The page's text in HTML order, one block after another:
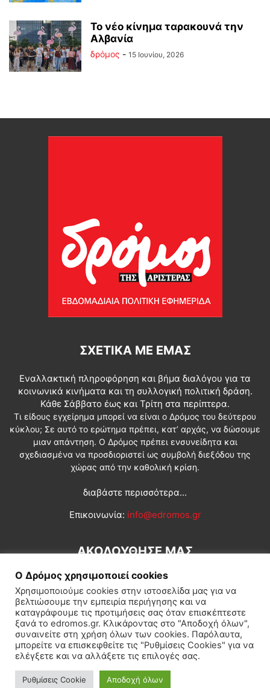
Το νέο κίνημα ταρακουνά την
Αλβανία
δρόμος - 15 Ιουνίου, 2026
ΣΧΕΤΙΚΆ ΜΕ ΕΜΆΣ
Εναλλακτική πληροφόρηση και βήμα διαλόγου για τα
κοινωνικά κινήματα και τη συλλογική πολιτική δράση.
Κάθε Σάββατο έως και Τρίτη στα περίπτερα.
Τι είδους εγχείρημα μπορεί να είναι ο Δρόμος του δεύτερου
κύκλου; Σε αυτό το ερώτημα πρέπει, κατ’ αρχάς, να δώσουμε
μιαν απάντηση. Ο Δρόμος πρέπει ενσυνείδητα και
σχεδιασμένα να προσδιοριστεί ως συμβολή διεξόδου της
χώρας από την καθολική κρίση.
διαβάστε περισσότερα...
Επικοινωνία: info@edromos.gr
ΑΚΟΛΟΥΘΗΣΕ ΜΑΣ
Εγγραφή συνδρομητή Πολιτική Διεθνή Κοινωνία
Πολιτισμός Αφιερώματα
Ο Δρόμος χρησιμοποιεί cookies
Χρησιμοποιούμε cookies στην ιστοσελίδα μας για να
βελτιώσουμε την εμπειρία περιήγησης και να
καταγράφουμε τις προτιμήσεις σας όταν επισκέπτεστε
ξανά το edromos.gr. Κλικάροντας στο "Αποδοχή όλων",
συναινείτε στη χρήση όλων των cookies. Παρόλαυτα,
μπορείτε να επισκεφθείτε τις "Ρυθμίσεις Cookies" για να
ελέγξετε και να αλλάξετε τις επιλογές σας.
Ρυθμίσεις Cookie Αποδοχή όλων